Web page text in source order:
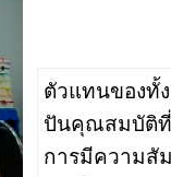
ตัวแทนของทั้
ปันคุณสมบัติที่
การมีความสั